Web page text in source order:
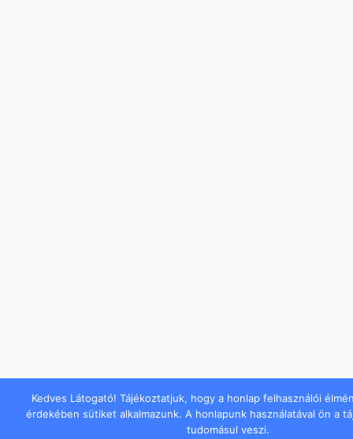
Kedves Látogató! Tájékoztatjuk, hogy a honlap felhasználói
érdekében sütiket alkalmazunk. A honlapunk használatával ön a
tudomásul veszi.